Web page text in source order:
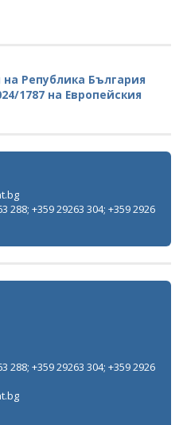
Република България
1787 на Европейския
288; +359 29263 304; +359 2926
288; +359 29263 304; +359 2926